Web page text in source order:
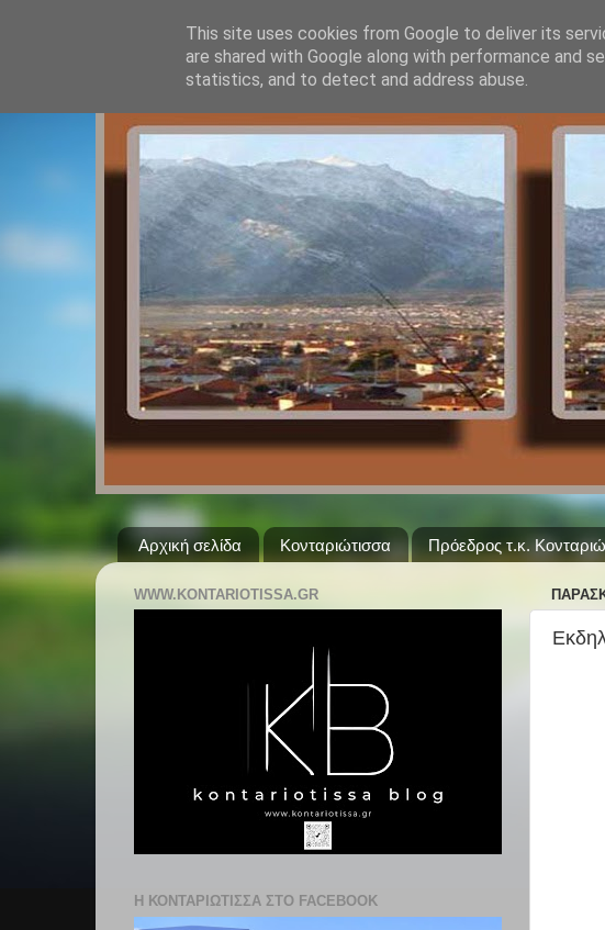
Αρχική σελίδα Κονταριώτισσα Πρόεδρος τ.κ.
WWW.KONTARIOTISSA.GR
Η ΚΟΝΤΑΡΙΩΤΙΣΣΑ ΣΤΟ FACEBOOK
This site uses cookies from Google to deliver its
are shared with Google along with performance and
statistics, and to detect and address abuse.